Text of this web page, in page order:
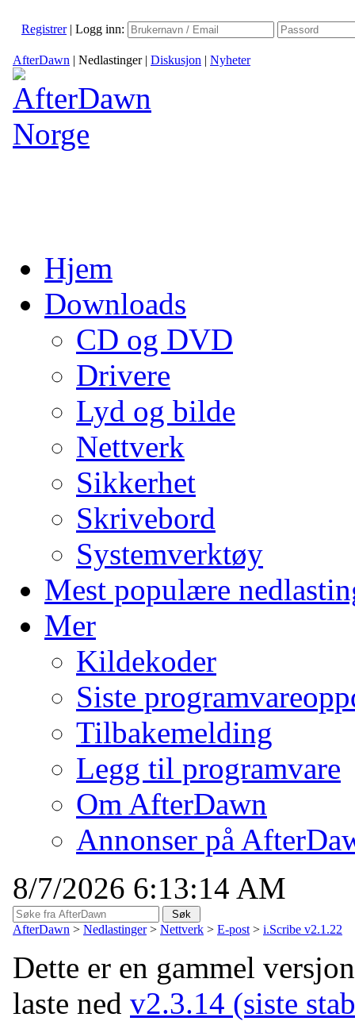
Registrer| Logg inn:
AfterDawn | Nedlastinger| Diskusjon | Nyheter
Hjem
Downloads
CD og DVD
Drivere
Lyd og bilde
Nettverk
Sikkerhet
Skrivebord
Systemverktøy
Mest populære
Mer
Kildekoder
Siste
Tilbakemelding
Legg til programvare
Om AfterDawn
Annonser på
8/7/2026 6:13:14 AM
AfterDawn > Nedlastinger > Nettverk > E-post > i.Scribe v2.1.22
Dette er en gammel
laste ned v2.3.14 (siste